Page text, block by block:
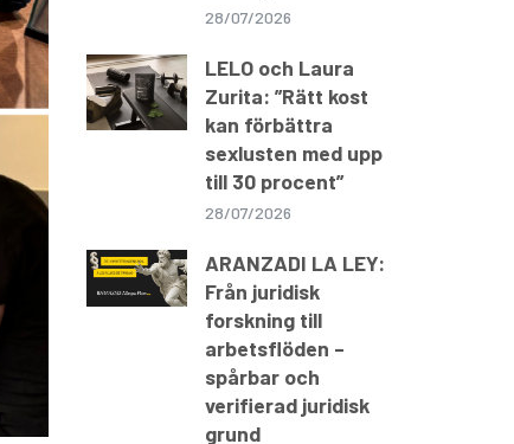
28/07/2026
LELO och Laura
Zurita: ”Rätt kost
kan förbättra
sexlusten med upp
till 30 procent”
28/07/2026
ARANZADI LA LEY:
Från juridisk
forskning till
arbetsflöden –
spårbar och
verifierad juridisk
grund